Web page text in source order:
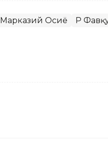
Марказий Осиё
ҚР